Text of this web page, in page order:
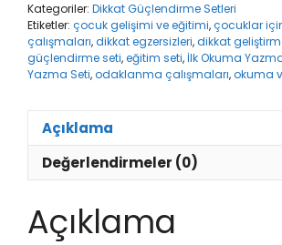
adet
Kategoriler: Dikkat Güçlendirme Setleri
Etiketler: çocuk gelişimi ve eğitimi,çocuklar
çalışmaları,dikkat egzersizleri,dikkat
güçlendirme seti,eğitim seti, İlk Okuma
Yazma Seti,odaklanma çalışmaları,okuma
Açıklama
Değerlendirmeler (0)
Açıklama